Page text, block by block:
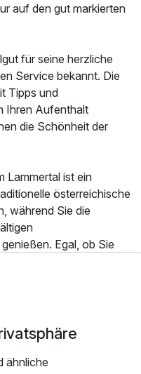
auf den gut markierten
für seine herzliche
Service bekannt. Die
Tipps und
Ihren Aufenthalt
die Schönheit der
Lammertal ist ein
österreichische
während Sie die
Egal, ob Sie
ähnliche